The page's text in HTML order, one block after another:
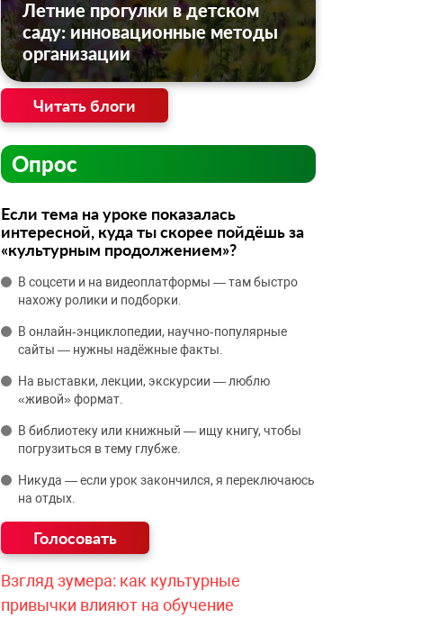
Летние прогулки в детском
саду: инновационные методы
организации
Читать блоги
Опрос
Если тема на уроке показалась
интересной, куда ты скорее пойдёшь за
«культурным продолжением»?
В соцсети и на видеоплатформы — там быстро
нахожу ролики и подборки.
В онлайн‑энциклопедии, научно‑популярные
сайты — нужны надёжные факты.
На выставки, лекции, экскурсии — люблю
«живой» формат.
В библиотеку или книжный — ищу книгу, чтобы
погрузиться в тему глубже.
Никуда — если урок закончился, я переключаюсь
на отдых.
Взгляд зумера: как культурные
привычки влияют на обучение